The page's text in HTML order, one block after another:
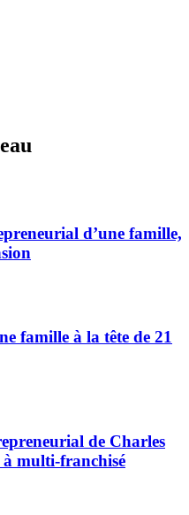
d’une famille,
famille à la tête de 21
de Charles
multi-franchisé